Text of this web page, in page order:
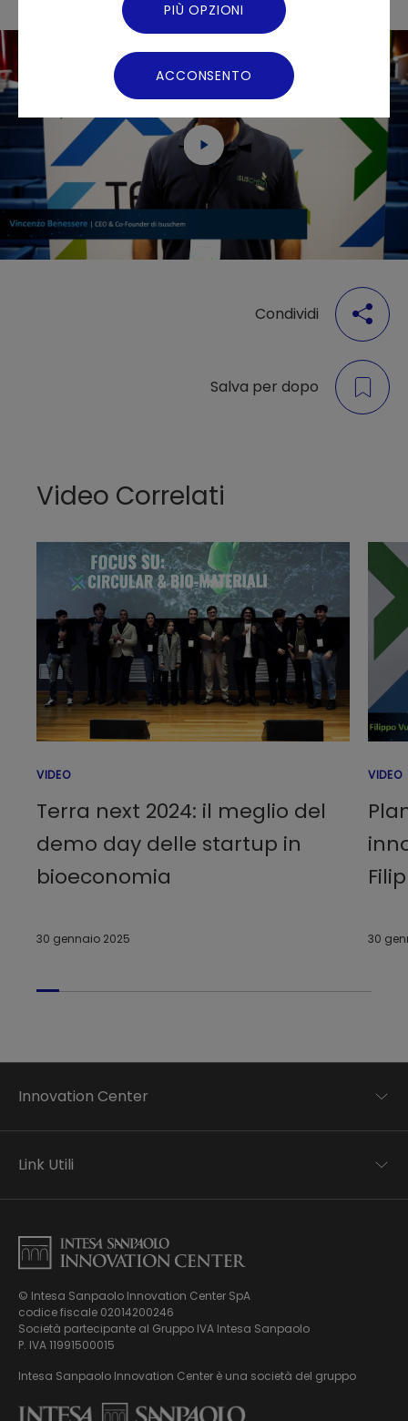
Condividi
Salva per dopo
Video Correlati
VIDEO
Terra next 2024: il meglio del
demo day delle startup in
bioeconomia
30 gennaio 2025
VIDEO
30
© Intesa Sanpaolo Innovation Center SpA
codice fiscale 02014200246
Società partecipante al Gruppo IVA Intesa Sanpaolo
P. IVA 11991500015
Intesa Sanpaolo Innovation Center è una società del gruppo
Innovation Center
Applied research
Business transformation
Chi siamo
News ed Eventi
Podcast
Virtual Tour
Link Utili
Informativa Privacy
Informativa Privacy Careers
Privacy e Cookie Policy
Mappa del sito
Whistleblowing
Modello di gestione, organizzazione e controllo ex Dlgs.
PIÙ OPZIONI
ACCONSENTO